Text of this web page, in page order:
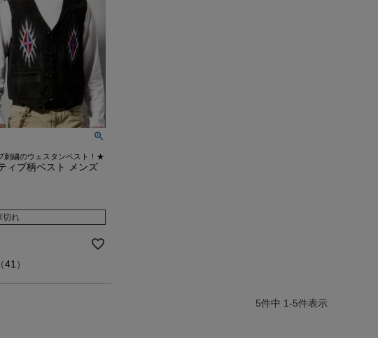
刺繍のウェスタンベスト！★
ィブ柄ベスト メンズ
切れ
（41 ）
5件中 1-5件表示